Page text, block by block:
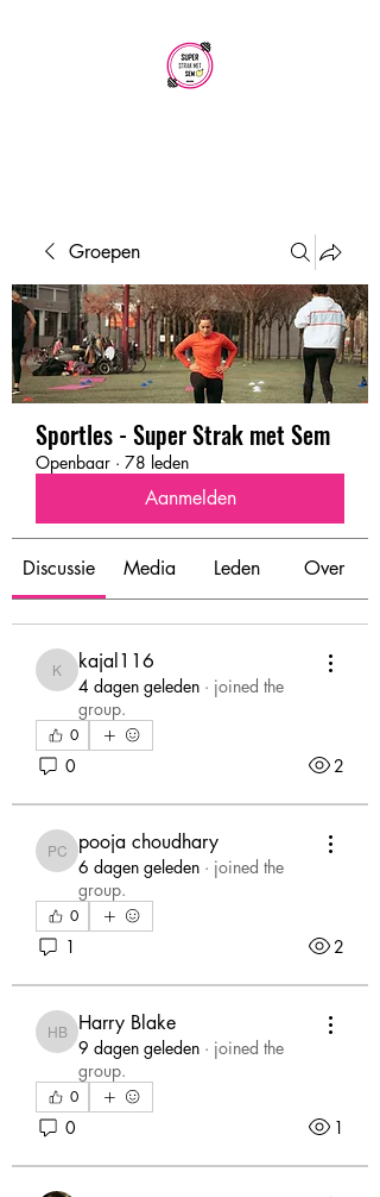
Groepen
Sportles - Super Strak met Sem
Openbaar · 78 leden
Aanmelden
Discussie Media Leden Over
kajal116
kajal116
4 dagen geleden · joined the
group.
0
0 2
pooja choudhary
pooja choudhary
6 dagen geleden · joined the
group.
0
1 2
Harry Blake
Harry Blake
9 dagen geleden · joined the
group.
0
0 1